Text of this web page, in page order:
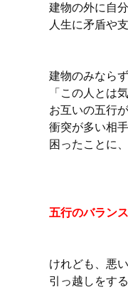
建物の外に自
人生に矛盾や
建物のみなら
「この人とは
お互いの五行
衝突が多い相
困ったことに
五行のバラン
けれども、悪
引っ越しをす